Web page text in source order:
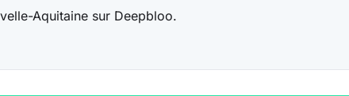
Aquitaine sur Deepbloo.